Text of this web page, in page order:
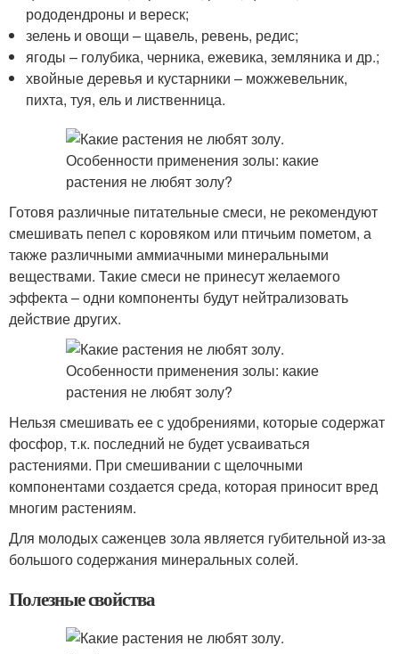
рододендроны и вереск;
зелень и овощи – щавель, ревень, редис;
ягоды – голубика, черника, ежевика, земляника и др.;
хвойные деревья и кустарники – можжевельник,
пихта, туя, ель и лиственница.
Готовя различные питательные смеси, не рекомендуют
смешивать пепел с коровяком или птичьим пометом, а
также различными аммиачными минеральными
веществами. Такие смеси не принесут желаемого
эффекта – одни компоненты будут нейтрализовать
действие других.
Нельзя смешивать ее с удобрениями, которые содержат
фосфор, т.к. последний не будет усваиваться
растениями. При смешивании с щелочными
компонентами создается среда, которая приносит вред
многим растениям.
Для молодых саженцев зола является губительной из-за
большого содержания минеральных солей.
Полезные свойства